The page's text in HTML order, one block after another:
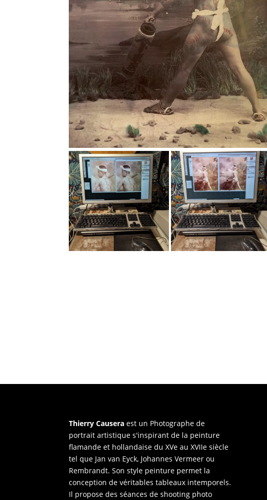
Thierry Causera est un Photographe de
portrait artistique s'inspirant de la peinture
flamande et hollandaise du XVe au XVIIe siècle
tel que Jan van Eyck, Johannes Vermeer ou
Rembrandt. Son style peinture permet la
conception de véritables tableaux intemporels.
Il propose des séances de shooting photo